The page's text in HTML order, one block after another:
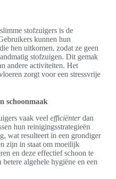
stofzuigers is de
kunnen hun
hen uitkomen, zodat ze geen
stofzuigen. Dit gemak
andere activiteiten. Het
zorgt voor een stressvrije
schoonmaak
vaak veel efficiënterdan
hun reinigingsstrategieën
wat resulteert in een grondiger
zijn in staat om moeilijk
en deze effectief schoon te
algehele hygiëne en een